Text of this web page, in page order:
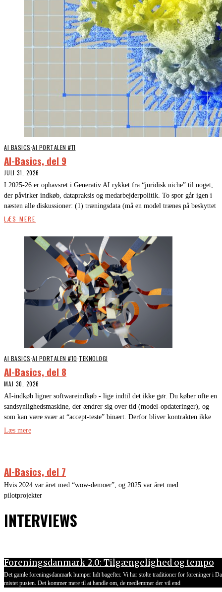
AI BASICS·AI PORTALEN #11
AI-Basics, del 9
JULI 31, 2026
I 2025-26 er ophavsret i Generativ AI rykket fra “juridisk niche” til noget,
der påvirker indkøb, datapraksis og medarbejderpolitik. To spor går igen i
næsten alle diskussioner: (1) træningsdata (må en model trænes på beskyttet
LÆS MERE
AI BASICS·AI PORTALEN #10·TEKNOLOGI
AI-Basics, del 8
MAJ 30, 2026
AI-indkøb ligner softwareindkøb - lige indtil det ikke gør. Du køber ofte en
sandsynlighedsmaskine, der ændrer sig over tid (model-opdateringer), og
som kan være svær at “accept-teste” binært. Derfor bliver kontrakten ikke
Læs mere
AI-Basics, del 7
Hvis 2024 var året med “wow-demoer”, og 2025 var året med
pilotprojekter
INTERVIEWS
Foreningsdanmark 2.0: Tilgængelighed og tempo
Det gamle foreningsdanmark humper lidt bagefter. Vi har stolte traditioner for foreninger i
mistet pusten. Det kommer mere til at handle om, de medlemmer der vil end